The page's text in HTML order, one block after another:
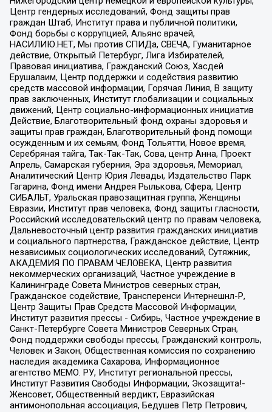
Центр гендерных исследований, Фонд защиты прав
граждан Штаб, Институт права и публичной политики,
Фонд борьбы с коррупцией, Альянс врачей,
НАСИЛИЮ.НЕТ, Мы против СПИДа, СВЕЧА, Гуманитарное
действие, Открытый Петербург, Лига Избирателей,
Правовая инициатива, Гражданский Союз, Хасдей
Ерушалаим, Центр поддержки и содействия развитию
средств массовой информации, Горячая Линия, В защиту
прав заключенных, Институт глобализации и социальных
движений, Центр социально-информационных инициатив
Действие, Благотворительный фонд охраны здоровья и
защиты прав граждан, Благотворительный фонд помощи
осужденным и их семьям, Фонд Тольятти, Новое время,
Серебряная тайга, Так-Так-Так, Сова, центр Анна, Проект
Апрель, Самарская губерния, Эра здоровья, Мемориал,
Аналитический Центр Юрия Левады, Издательство Парк
Гагарина, Фонд имени Андрея Рылькова, Сфера, Центр
СИБАЛЬТ, Уральская правозащитная группа, Женщины
Евразии, Институт прав человека, Фонд защиты гласности,
Российский исследовательский центр по правам человека,
Дальневосточный центр развития гражданских инициатив
и социального партнерства, Гражданское действие, Центр
независимых социологических исследований, Сутяжник,
АКАДЕМИЯ ПО ПРАВАМ ЧЕЛОВЕКА, Центр развития
некоммерческих организаций, Частное учреждение в
Калининграде Совета Министров северных стран,
Гражданское содействие, Трансперенси Интернешнл-Р,
Центр Защиты Прав Средств Массовой Информации,
Институт развития прессы - Сибирь, Частное учреждение в
Санкт-Петербурге Совета Министров Северных Стран,
Фонд поддержки свободы прессы, Гражданский контроль,
Человек и Закон, Общественная комиссия по сохранению
наследия академика Сахарова, Информационное
агентство МЕМО. РУ, Институт региональной прессы,
Институт Развития Свободы Информации, Экозащита!-
Женсовет, Общественный вердикт, Евразийская
антимонопольная ассоциация, Бедушев Петр Петрович,